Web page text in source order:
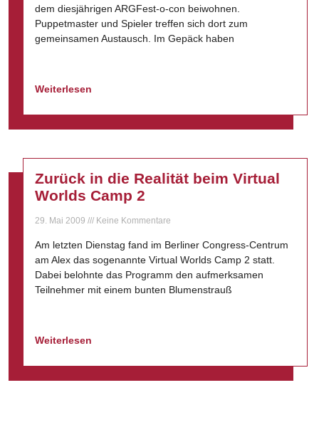
dem diesjährigen ARGFest-o-con beiwohnen.
Puppetmaster und Spieler treffen sich dort zum
gemeinsamen Austausch. Im Gepäck haben
Weiterlesen
Zurück in die Realität beim Virtual
Worlds Camp 2
29. Mai 2009 Keine Kommentare
Am letzten Dienstag fand im Berliner Congress-Centrum
am Alex das sogenannte Virtual Worlds Camp 2 statt.
Dabei belohnte das Programm den aufmerksamen
Teilnehmer mit einem bunten Blumenstrauß
Weiterlesen